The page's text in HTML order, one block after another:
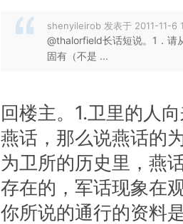
shenyileirob 发表于 2011-11-6
@thalorfield长话短说。1．请
固有（不是 ...
回楼主。1.卫里的人
燕话，那么说燕话的
为卫所的历史里，燕
存在的，军话现象在
你所说的通行的资料